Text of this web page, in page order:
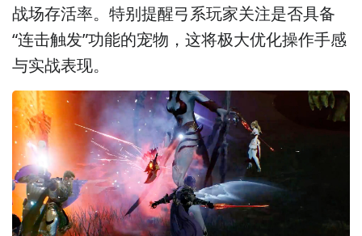
战场存活率。特别提醒弓系玩家关注是否具备
“连击触发”功能的宠物，这将极大优化操作手感
与实战表现。